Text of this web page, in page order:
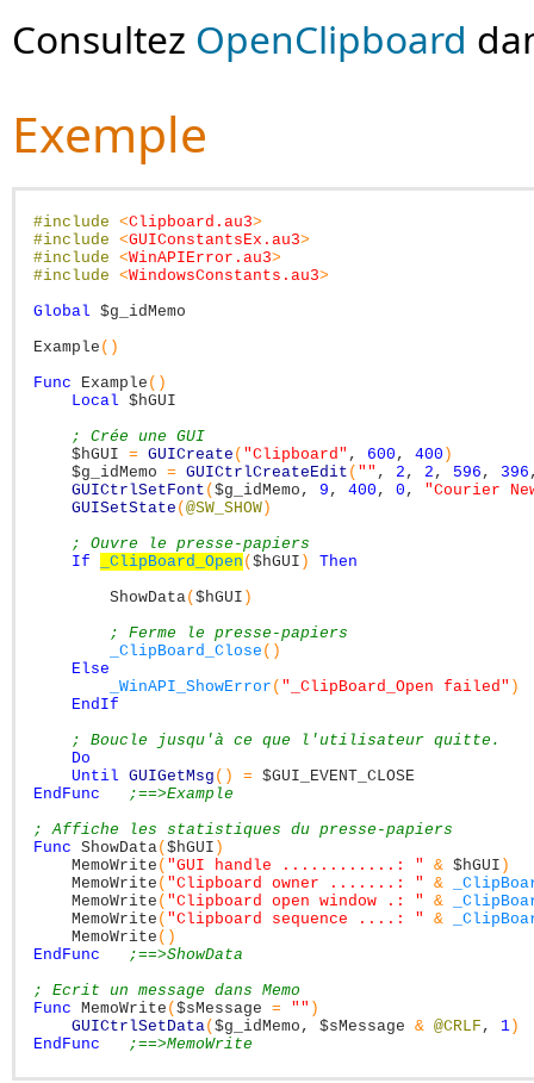
Consultez OpenClipboard
Exemple
#include <Clipboard.au3>
#include <GUIConstantsEx.au3>
#include <WinAPIError.au3>
#include <WindowsConstants.au3>
Global $g_idMemo
Example ( )
Func
Example ( )
Local $hGUI
; Crée une GUI
$hGUI = GUICreate ( "Clipboard" , 600 , 400 )
$g_idMemo = GUICtrlCreateEdit ( "" , 2 , 2 , 596 , 396
GUICtrlSetFont ( $g_idMemo , 9 , 400 , 0 ,
"Courier
GUISetState ( @SW_SHOW )
; Ouvre le presse-papiers
If
_ClipBoard_Open ( $hGUI )
Then
ShowData( $hGUI )
; Ferme le presse-papiers
_ClipBoard_Close ( )
Else
_WinAPI_ShowError ( "_ClipBoard_Open failed" )
EndIf
; Boucle jusqu'à ce que l'utilisateur quitte.
Do
Until GUIGetMsg ( ) = $GUI_EVENT_CLOSE
EndFunc
;==>Example
; Affiche les statistiques du presse-papiers
Func ShowData( $hGUI )
MemoWrite ( "GUI handle ............: " & $hGUI )
MemoWrite ( "Clipboard owner .......: " &
MemoWrite ( "Clipboard open window .: " &
MemoWrite ( "Clipboard sequence ....: " &
MemoWrite ( )
EndFunc
;==>ShowData
; Ecrit un message dans Memo
Func MemoWrite ( $sMessage = "" )
GUICtrlSetData( $g_idMemo , $sMessage & @CRLF , 1 )
EndFunc
;==>MemoWrite